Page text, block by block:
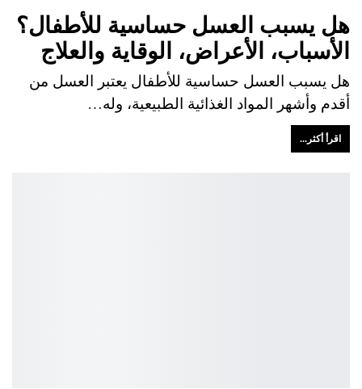
هل يسبب العسل حساسية للأطفال؟
الأسباب، الأعراض، الوقاية والعلاج
هل يسبب العسل حساسية للأطفال يعتبر العسل من
أقدم وأشهر المواد الغذائية الطبيعية، وله…
اقرأ أكثر...